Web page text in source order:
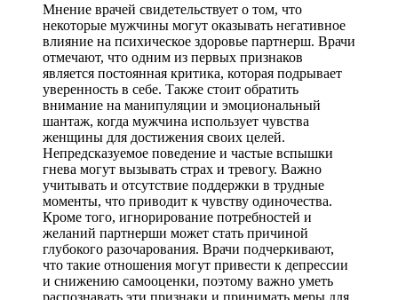
Мнение врачей свидетельствует о том, что
некоторые мужчины могут оказывать негативное
влияние на психическое здоровье партнерш. Врачи
отмечают, что одним из первых признаков
является постоянная критика, которая подрывает
уверенность в себе. Также стоит обратить
внимание на манипуляции и эмоциональный
шантаж, когда мужчина использует чувства
женщины для достижения своих целей.
Непредсказуемое поведение и частые вспышки
гнева могут вызывать страх и тревогу. Важно
учитывать и отсутствие поддержки в трудные
моменты, что приводит к чувству одиночества.
Кроме того, игнорирование потребностей и
желаний партнерши может стать причиной
глубокого разочарования. Врачи подчеркивают,
что такие отношения могут привести к депрессии
и снижению самооценки, поэтому важно уметь
распознавать эти признаки и принимать меры для